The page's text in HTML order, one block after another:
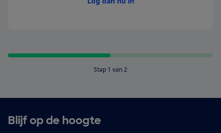
Stap 1 van 2
Blijf op de hoogte